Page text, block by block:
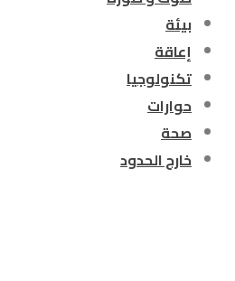
بيئة
إعاقة
تكنولوجيا
حوارات
صحة
خارج الحدود